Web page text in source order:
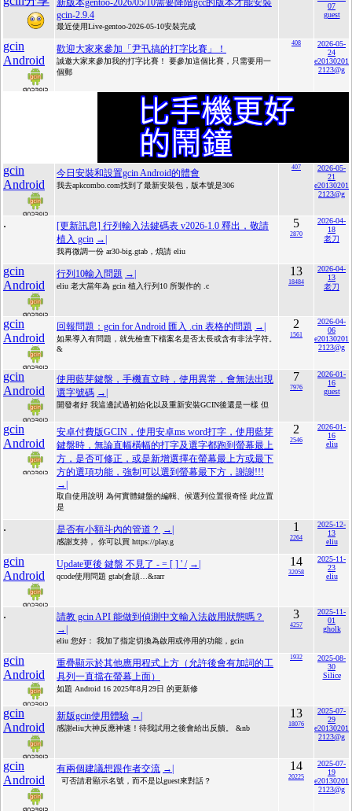
新版本gentoo-2026/05/10需要降階gcc的版本才能安裝
gcin-2.9.4
最近使用Live-gentoo-2026-05-10安裝完成
07
guest
gcin
Android
歡迎大家來參加「尹卂搞的打字比賽」！
誠邀大家來參加我的打字比賽！ 要參加這個比賽，只需要用一
個郵
408
2026-05-
24
e20130201
2123@g
gcin
Android
今日安裝和設置gcin Android的體會
我去apkcombo.com找到了最新安裝包，版本號是306
407
2026-05-
21
e20130201
2123@g
.
[更新訊息] 行列輸入法鍵碼表 v2026-1.0 釋出，敬請
植入 gcin →|
我再微調一份 ar30-big.gtab，煩請 eliu
5
2870
2026-04-
18
老刀
gcin
Android
行列10輸入問題 →|
eliu 老大當年為 gcin 植入行列10 所製作的 .c
13
18484
2026-04-
13
老刀
gcin
Android
回報問題：gcin for Android 匯入 .cin 表格的問題 →|
如果導入有問題，就先檢查下檔案名是否太長或含有非法字符。
&
2
1561
2026-04-
06
e20130201
2123@g
gcin
Android
使用藍芽鍵盤，手機直立時，使用異常，會無法出現
選字號碼 →|
開發者好 我這邊試過初始化以及重新安裝GCIN後還是一樣 但
7
7976
2026-01-
16
guest
gcin
Android
安卓付費版GCIN，使用安卓ms word打字，使用藍芽
鍵盤時，無論直幅橫幅的打字及選字都跑到螢幕最上
方，是否可修正，或是新增選擇在螢幕最上方或最下
方的選項功能，強制可以選到螢幕最下方，謝謝!!!
→|
取自使用說明 為何實體鍵盤的編輯、候選列位置很奇怪 此位置
是
2
2546
2026-01-
16
eliu
. 是否有小額斗內的管道？ →|
感謝支持， 你可以買 https://play.g
1
2264
2025-12-
13
eliu
gcin
Android
Update更後 鍵盤 不見了 - = [ ] ' / →|
qcode使用問題 gtab(倉頡…&rarr
14
32058
2025-11-
23
eliu
.
請教 gcin API 能做到偵測中文輸入法啟用狀態嗎？
→|
eliu 您好： 我加了指定切換為啟用或停用的功能，gcin
3
4257
2025-11-
01
gholk
gcin
Android
重疊顯示於其他應用程式上方（允許後會有加詞的工
具列一直擋在螢幕上面）
如題 Android 16 2025年8月29日 的更新修
1932
2025-08-
30
Silice
gcin
Android
新版gcin使用體驗 →|
感謝eliu大神反應神速！待我試用之後會給出反饋。 &nb
13
18076
2025-07-
29
e20130201
2123@g
gcin
Android
有兩個建議想跟作者交流 →|
可否請君顯示名號，而不是以guest來對話？
14
20225
2025-07-
19
e20130201
2123@g